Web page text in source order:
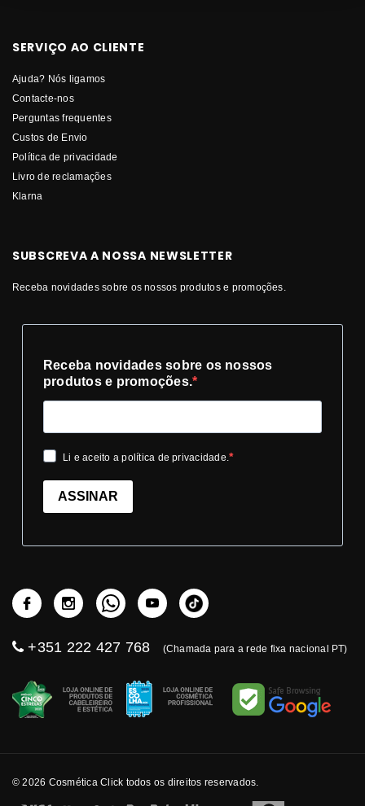
SERVIÇO AO CLIENTE
Ajuda? Nós ligamos
Contacte-nos
Perguntas frequentes
Custos de Envio
Política de privacidade
Livro de reclamações
Klarna
SUBSCREVA A NOSSA NEWSLETTER
Receba novidades sobre os nossos produtos e promoções.
Receba novidades sobre os nossos
produtos e promoções.
Li e aceito a política de privacidade.
ASSINAR
+351 222 427 768 (Chamada para a rede fixa nacional PT)
© 2026 Cosmética Click todos os direitos reservados.